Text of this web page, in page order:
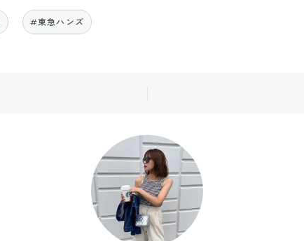
#東急ハンズ